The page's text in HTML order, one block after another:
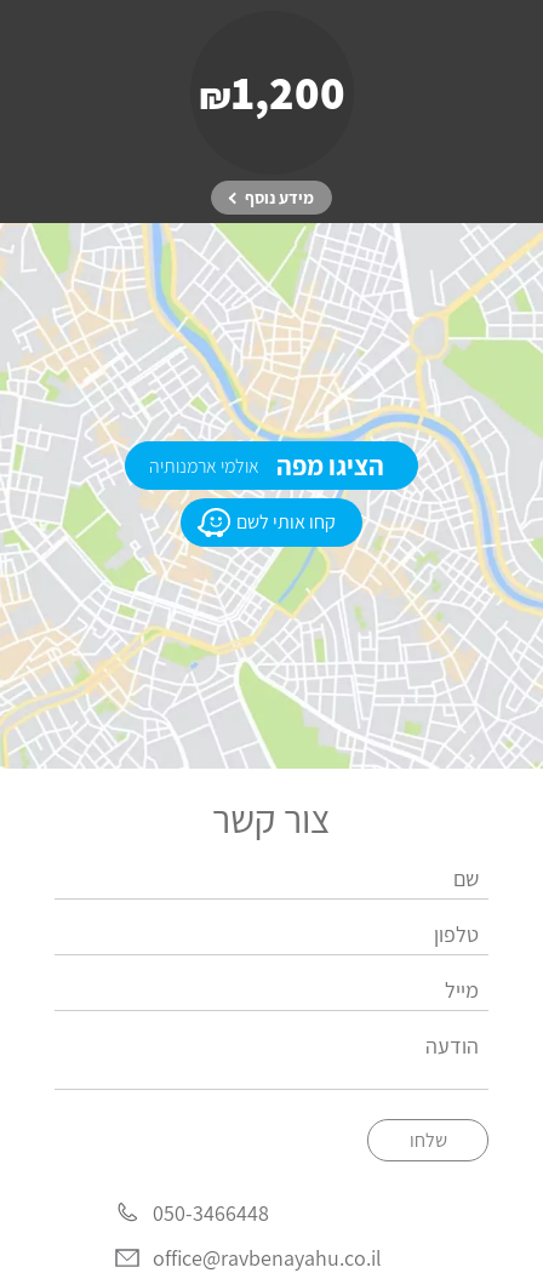
₪1,200
מידע נוסף
קחו אותי לשם
הציגו מפה אולמי ארמנותיה
צור קשר
שלחו
050-3466448
office@ravbenayahu.co.il